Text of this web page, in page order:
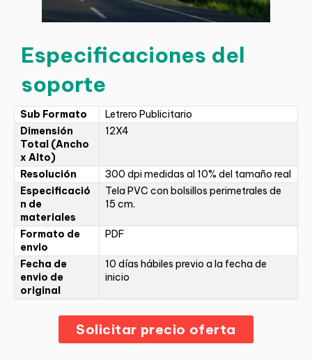
Especificaciones del
soporte
Sub Formato
Letrero Publicitario
Dimensión
Total (Ancho
x Alto)
12X4
Resolución
300 dpi medidas al 10% del tamaño real
Especificació
n de
materiales
Tela PVC con bolsillos perimetrales de
15 cm.
Formato de
envio
PDF
Fecha de
envio de
original
10 días hábiles previo a la fecha de
inicio
Solicitar precio oferta